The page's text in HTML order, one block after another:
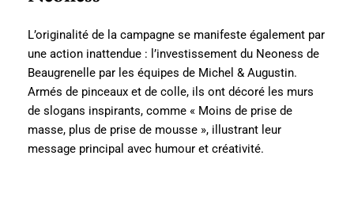
L’originalité de la campagne se manifeste également par
une action inattendue : l’investissement du Neoness de
Beaugrenelle par les équipes de Michel & Augustin.
Armés de pinceaux et de colle, ils ont décoré les murs
de slogans inspirants, comme « Moins de prise de
masse, plus de prise de mousse », illustrant leur
message principal avec humour et créativité.